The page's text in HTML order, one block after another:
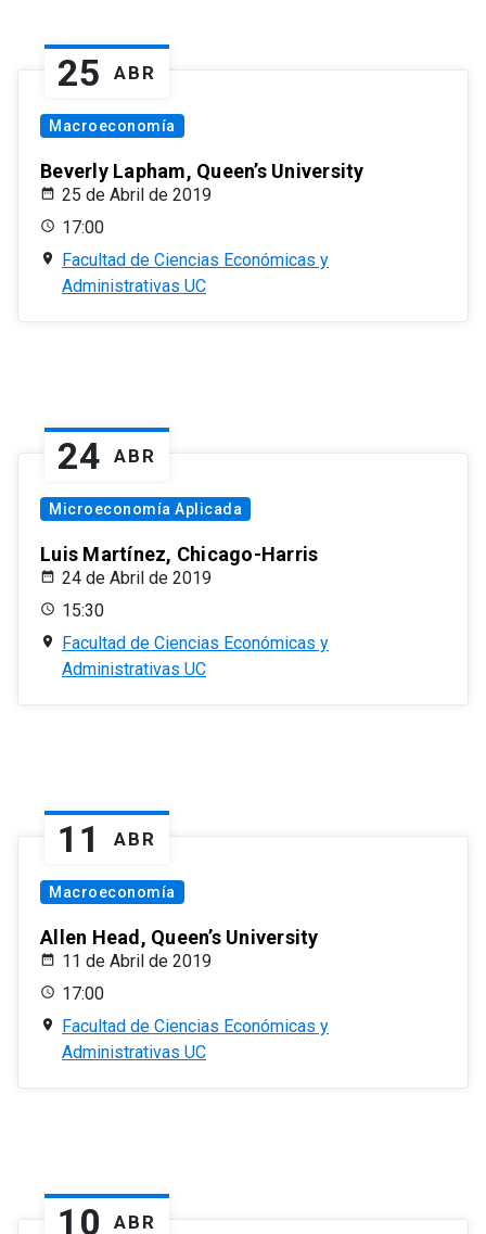
25 ABR
Macroeconomía
Beverly Lapham, Queen’s University
25 de Abril de 2019
17:00
Facultad de Ciencias Económicas y
Administrativas UC
24 ABR
Microeconomía Aplicada
Luis Martínez, Chicago-Harris
24 de Abril de 2019
15:30
Facultad de Ciencias Económicas y
Administrativas UC
11 ABR
Macroeconomía
Allen Head, Queen’s University
11 de Abril de 2019
17:00
Facultad de Ciencias Económicas y
Administrativas UC
10 ABR